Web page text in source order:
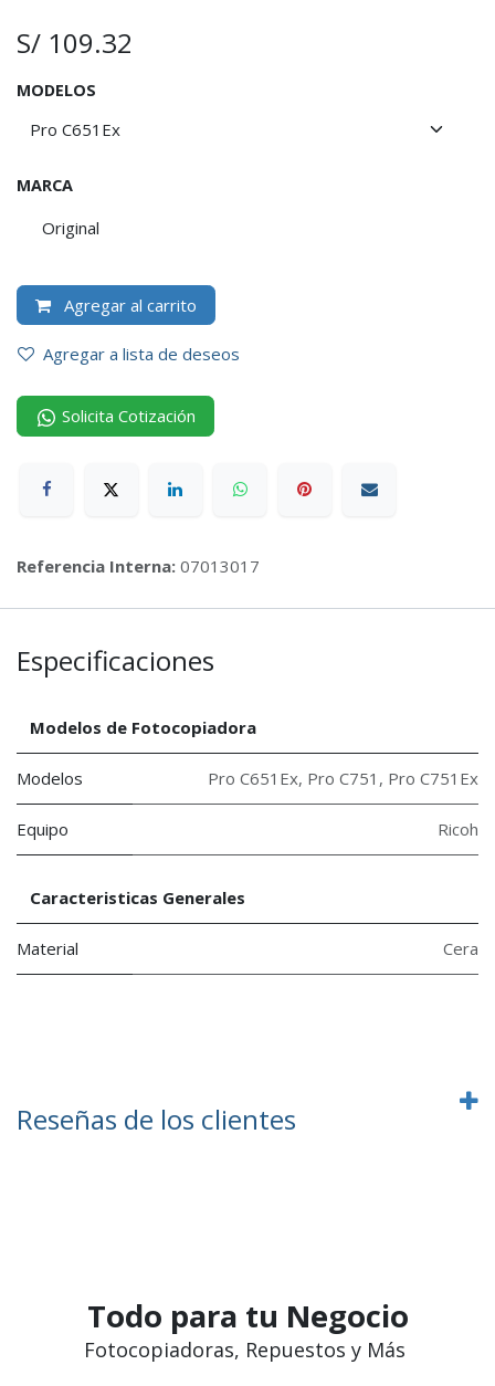
S/ 109.32
MODELOS
MARCA
Original
Agregar al carrito
Agregar a lista de deseos
Solicita Cotización
Referencia Interna: 07013017
Especificaciones
Modelos de Fotocopiadora
Modelos Pro C651Ex, Pro C751 , Pro C751Ex
Equipo Ricoh
Caracteristicas Generales
Material Cera
Reseñas de los clientes
Todo para tu Negocio
Fotocopiadoras, Repuestos y Más